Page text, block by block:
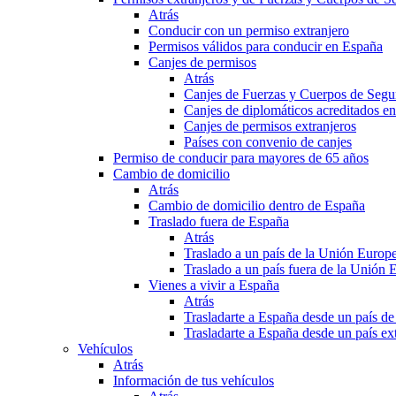
Atrás
Conducir con un permiso extranjero
Permisos válidos para conducir en España
Canjes de permisos
Atrás
Canjes de Fuerzas y Cuerpos de
Canjes de diplomáticos acreditados
Canjes de permisos extranjeros
Países con convenio de canjes
Permiso de conducir para mayores de 65 años
Cambio de domicilio
Atrás
Cambio de domicilio dentro de España
Traslado fuera de España
Atrás
Traslado a un país de la Unión
Traslado a un país fuera de la Unión
Vienes a vivir a España
Atrás
Trasladarte a España desde un país
Trasladarte a España desde un país
Vehículos
Atrás
Información de tus vehículos